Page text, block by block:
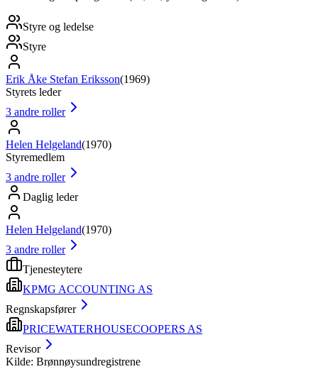
Styre og ledelse
Styre
Erik Åke Stefan Eriksson(1969)
Styrets leder
3 andre roller
Helen Helgeland(1970)
Styremedlem
3 andre roller
Daglig leder
Helen Helgeland(1970)
3 andre roller
Tjenesteytere
KPMG ACCOUNTING AS
Regnskapsfører
PRICEWATERHOUSECOOPERS AS
Revisor
Kilde: Brønnøysundregistrene